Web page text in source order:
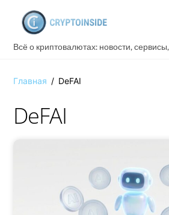
content
Всё о криптовалютах: новости,
Главная / DeFAI
DeFAI